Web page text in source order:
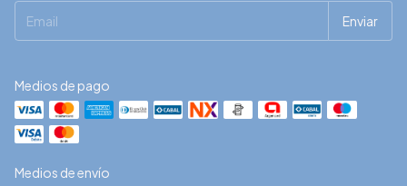
Medios de pago
Medios de envío